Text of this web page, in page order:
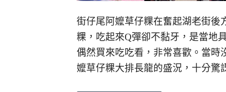
街仔尾阿嬤草仔粿在奮起湖老街後
粿，吃起來Q彈卻不黏牙，是當地
偶然買來吃吃看，非常喜歡。當時
嬤草仔粿大排長龍的盛況，十分